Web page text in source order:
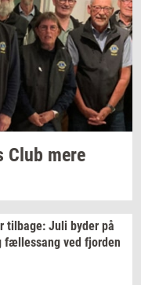
Club mere
til­ba­ge: Juli byder på
fæl­les­sang ved fjor­den